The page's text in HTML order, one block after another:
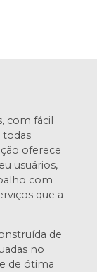
com fácil
todas
oferece
usuários,
com
que a
de
no
de ótima